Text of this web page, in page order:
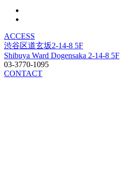
ACCESS
渋谷区道玄坂2-14-8 5F
Shibuya Ward Dogensaka 2-14-8 5F
03-3770-1095
CONTACT